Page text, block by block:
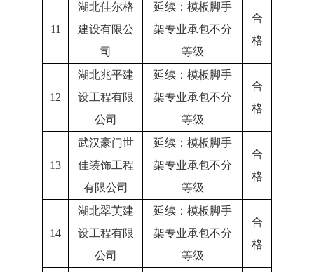
11
湖北佳尔格
建设有限公
司
延续：模板脚手
架专业承包不分
等级
合
格
12
湖北兆平建
设工程有限
公司
延续：模板脚手
架专业承包不分
等级
合
格
13
武汉豪门世
佳装饰工程
有限公司
延续：模板脚手
架专业承包不分
等级
合
格
14
湖北翠芙建
设工程有限
公司
延续：模板脚手
架专业承包不分
等级
合
格